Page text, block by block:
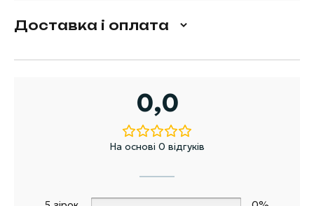
Доставка і оплата
0,0
На основі 0 відгуків